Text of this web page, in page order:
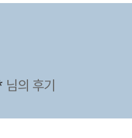
님의 후기